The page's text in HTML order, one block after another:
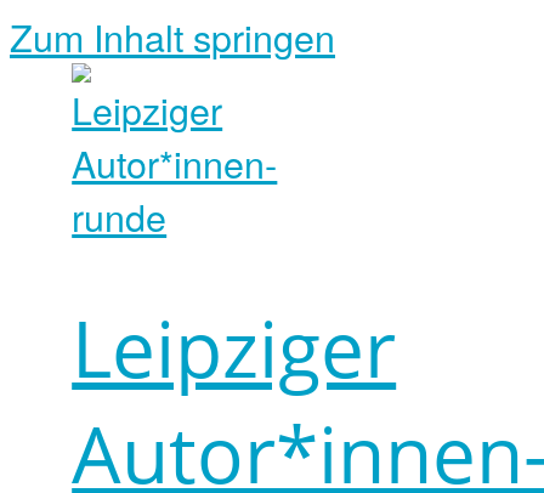
Zum Inhalt springen
Leipziger